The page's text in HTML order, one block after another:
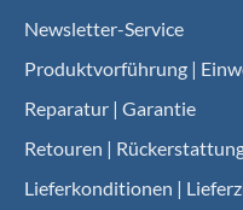
Newsletter-Service
Produktvorführung |
Reparatur | Garantie
Retouren |
Lieferkonditionen |